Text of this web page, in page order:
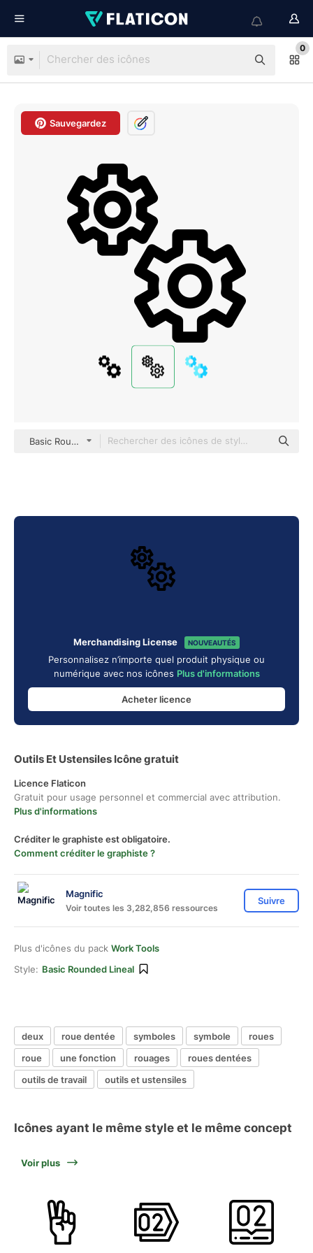
0
Sauvegardez
Basic Rounded Lineal
Merchandising License NOUVEAUTÉS
Personnalisez n’importe quel produit physique ou
numérique avec nos icônes Plus d'informations
Acheter licence
Outils Et Ustensiles Icône gratuit
Licence Flaticon
Gratuit pour usage personnel et commercial avec attribution.
Plus d'informations
Créditer le graphiste est obligatoire.
Comment créditer le graphiste ?
Magnific
Voir toutes les 3,282,856 ressources
Suivre
Plus d'icônes du pack Work Tools
Style: Basic Rounded Lineal
deux roue dentée symboles symbole
roues
roue
une fonction rouages
roues dentées
outils de travail
outils et ustensiles
Icônes ayant le même style et le même concept
Voir plus